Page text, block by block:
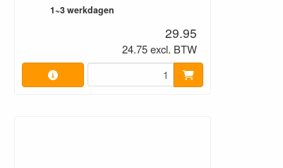
1~3 werkdagen
29.95
24.75 excl. BTW